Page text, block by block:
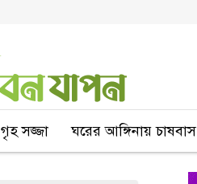
গৃহ সজ্জা ঘরের আঙ্গিনায় চাষবাস